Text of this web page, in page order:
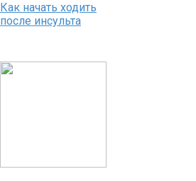
Как начать ходить
после инсульта